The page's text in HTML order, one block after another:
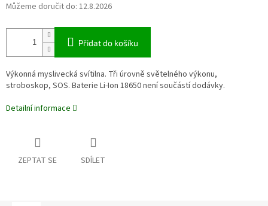
Můžeme doručit do: 12.8.2026
Přidat do košíku
Výkonná myslivecká svítilna. Tři úrovně světelného výkonu,
stroboskop, SOS. Baterie Li-Ion 18650 není součástí dodávky.
Detailní informace
ZEPTAT SE SDÍLET